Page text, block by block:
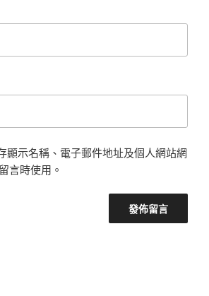
顯示名稱、電子郵件地址及個人網站網
言時使用。